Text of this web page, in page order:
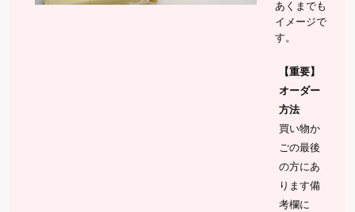
あくまでも
イメージで
す。
【重要】
オーダー
方法
買い物か
ごの最後
の方にあ
ります備
考欄に